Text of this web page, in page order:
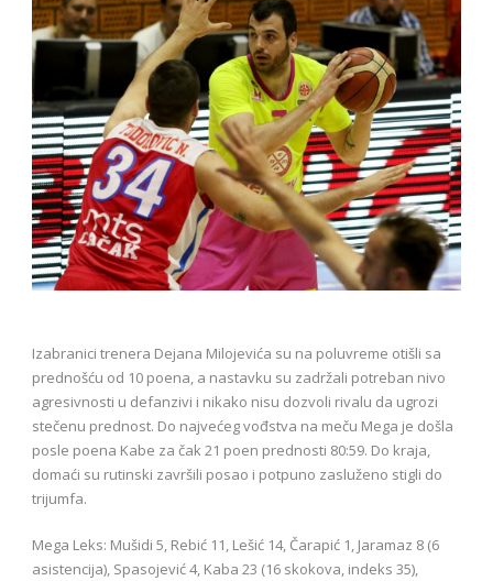
Izabranici trenera Dejana Milojevića su na poluvreme otišli sa
prednošću od 10 poena, a nastavku su zadržali potreban nivo
agresivnosti u defanzivi i nikako nisu dozvoli rivalu da ugrozi
stečenu prednost. Do najvećeg vođstva na meču Mega je došla
posle poena Kabe za čak 21 poen prednosti 80:59. Do kraja,
domaći su rutinski završili posao i potpuno zasluženo stigli do
trijumfa.
Mega Leks: Mušidi 5, Rebić 11, Lešić 14, Čarapić 1, Jaramaz 8 (6
asistencija), Spasojević 4, Kaba 23 (16 skokova, indeks 35),